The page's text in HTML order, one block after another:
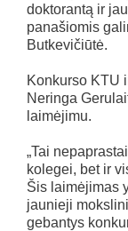
doktorantą ir
panašiomis
Butkevičiūtė.
Konkurso KTU
Neringa
laimėjimu.
„Tai
kolegei, bet ir
Šis laimėjimas
jaunieji
gebantys